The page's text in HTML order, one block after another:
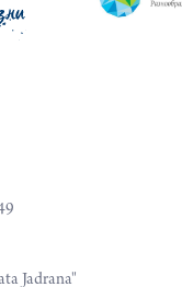
Jadrana"